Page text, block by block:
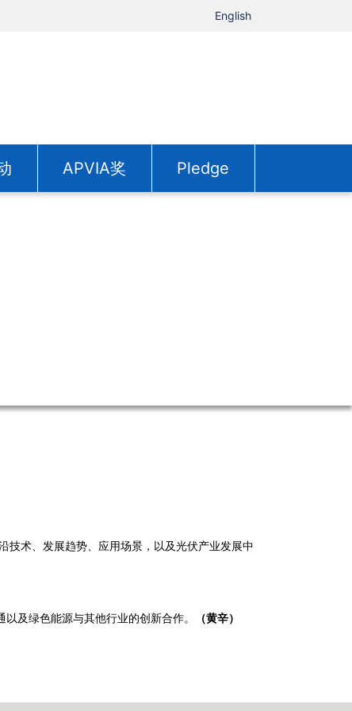
English
APVIA奖 Pledge
技术、发展趋势、应用场景，以及光伏产业发展中
及绿色能源与其他行业的创新合作。 （黄辛）